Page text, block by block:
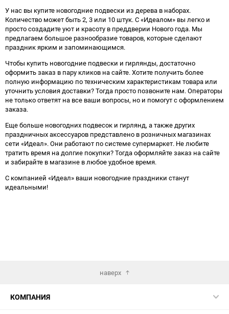
У нас вы купите новогодние подвески из дерева в наборах.
Количество может быть 2, 3 или 10 штук. С «Идеалом» вы легко и
просто создадите уют и красоту в преддверии Нового года. Мы
предлагаем большое разнообразие товаров, которые сделают
праздник ярким и запоминающимся.
Чтобы купить новогодние подвески и гирлянды, достаточно
оформить заказ в пару кликов на сайте. Хотите получить более
полную информацию по техническим характеристикам товара или
уточнить условия доставки? Тогда просто позвоните нам. Операторы
не только ответят на все ваши вопросы, но и помогут с оформлением
заказа.
Еще больше новогодних подвесок и гирлянд, а также других
праздничных аксессуаров представлено в розничных магазинах
сети «Идеал». Они работают по системе супермаркет. Не любите
тратить время на долгие покупки? Тогда оформляйте заказ на сайте
и забирайте в магазине в любое удобное время.
С компанией «Идеал» ваши новогодние праздники станут
идеальными!
наверх
КОМПАНИЯ